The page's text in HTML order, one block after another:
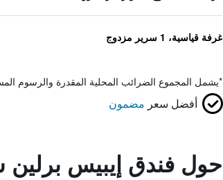
غرفة قياسية، 1 سرير مزدوج
*يشمل المجموع الضرائب المحلية المقدرة والرسوم
أفضل سعر مضمون
حول فندق إيبيس برلين